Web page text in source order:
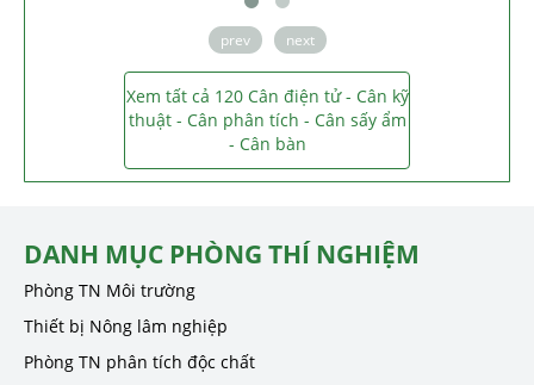
prev next
Xem tất cả 120 Cân điện tử - Cân kỹ
thuật - Cân phân tích - Cân sấy ẩm
- Cân bàn
DANH MỤC PHÒNG THÍ NGHIỆM
Phòng TN Môi trường
Thiết bị Nông lâm nghiệp
Phòng TN phân tích độc chất